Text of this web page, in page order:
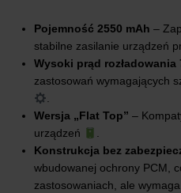
Pojemność 2550 mAh –
stabilne zasilanie urządzeń
Wysoki prąd rozładowania
zastosowań wymagających
.
Wersja „Flat Top” –
urządzeń
.
Konstrukcja bez
wbudowanej ochrony PCM,
zastosowaniach, ale